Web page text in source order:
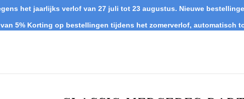
het jaarlijks verlof van 27 juli tot 23 augustus. Nieuwe
van 5% Korting op bestellingen tijdens het zomerverlof, automatisch